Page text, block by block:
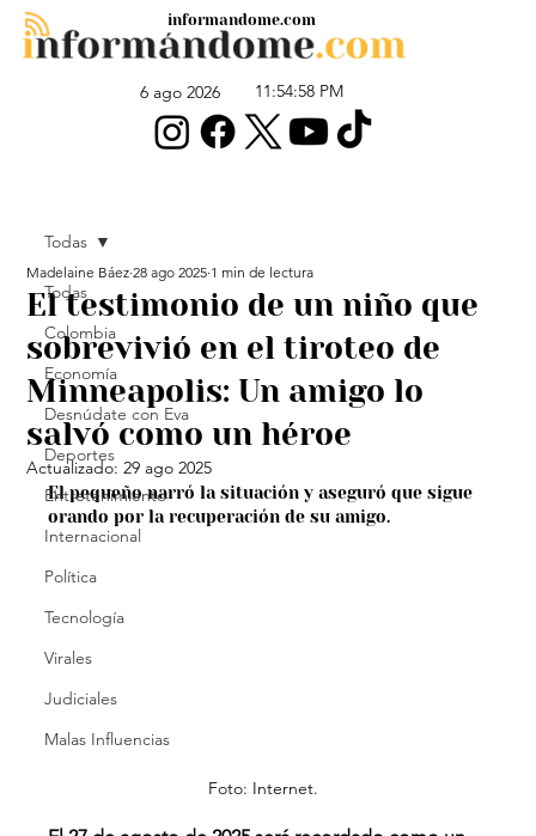
6 ago 2026 11:54:58 PM
informandome.com
Todas
Colombia
Economía
Desnúdate con Eva
Deportes
Entretenimiento
Internacional
Política
Tecnología
Virales
Judiciales
Malas Influencias
Todas
El testimonio de un niño que
sobrevivió en el tiroteo de
Minneapolis: Un amigo lo
salvó como un héroe
Madelaine Báez 28 ago 2025 1 min de lectura
Actualizado:29 ago 2025
El pequeño narró la situación y aseguró que sigue
orando por la recuperación de su amigo.
Foto: Internet.